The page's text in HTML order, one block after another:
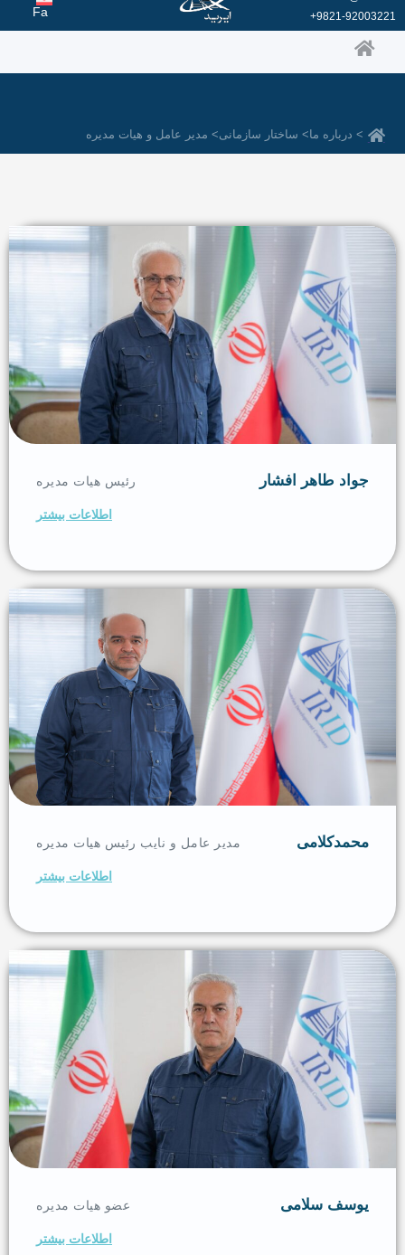
پرش
به
9821-92003221+
Fa
> درباره ما> ساختار سازمانی> مدیر عامل و هیات مدیره
جواد طاهر افشار رئیس هیات مدیره
اطلاعات بیشتر
محمدکلامی مدیر عامل و نایب رئیس هیات مدیره
اطلاعات بیشتر
یوسف سلامی عضو هیات مدیره
اطلاعات بیشتر